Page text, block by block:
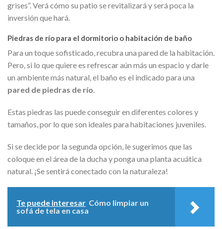
grises”. Verá cómo su patio se revitalizará y será poca la
inversión que hará.
Piedras de río para el dormitorio o habitación de baño
Para un toque sofisticado, recubra una pared de la habitación.
Pero, si lo que quiere es refrescar aún más un espacio y darle
un ambiente más natural, el baño es el indicado para una
pared de piedras de río.
Estas piedras las puede conseguir en diferentes colores y
tamaños, por lo que son ideales para habitaciones juveniles.
Si se decide por la segunda opción, le sugerimos que las
coloque en el área de la ducha y ponga una planta acuática
natural. ¡Se sentirá conectado con la naturaleza!
Te puede interesar Cómo limpiar un
sofá de tela en casa